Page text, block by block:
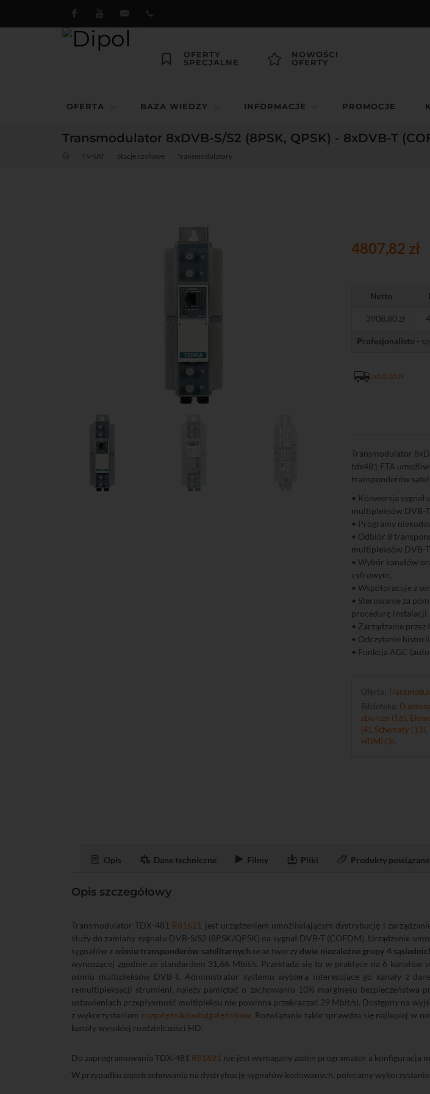
FacebookYoutubedipol@dipol.com.pl
OFERTY
SPECJALNE
NOWOŚCI
OFERTY
OFERTA BAZA WIEDZY INFORMACJE PROMOCJE
Transmodulator 8xDVB-S/S2 (8PSK, QPSK) - 8xDVB-T
TV-SAT Stacje czołowe Transmodulatory
4807,82 zł
Netto
3908,80 zł
Profesjonalisto -
od 0,00 zł
Transmodulator
tdx481 FTA
transponderów
• Konwersja
multipleksów DVB-
• Programy
• Odbiór 8
multipleksów DVB-T
• Wybór kanałów
cyfrowym,
• Współpracuje z
• Sterowanie za
procedurę instalacji
• Zarządzanie przez
• Odczytanie
• Funkcja AGC
Oferta:
Biblioteka: O
zbiorcze (16)
(4) Schematy (13) ,
HDMI (3)
Opis Dane techniczne Filmy Pliki Produkty powiązane
Opis szczegółowy
Transmodulator TDX-481 R81621 jest urządzeniem umożliwiającym dystrybucję i
służy do zamiany sygnału DVB-S/S2 (8PSK/QPSK) na sygnał DVB-T (COFDM). Urządzenie
sygnałów z ośmiu transponderów satelitarnych oraz tworzy dwie niezależne grupy 4
wynoszącej zgodnie ze standardem 31,66 Mbit/s. Przekłada się to w praktyce na 6
ośmiu multipleksów DVB-T. Administrator systemu wybiera interesujące go kanały z
remultipleksacji strumieni, należy pamiętać o zachowaniu 10% marginesu bezpieczeństwa
ustawieniach przepływność multipleksu nie powinna przekraczać 29 Mbit/s). Dostępny na
z wykorzystaniem rozgałęźników/odgałęźników. Rozwiązanie takie sprawdza się najlepiej w
kanały wysokiej rozdzielczości HD.
Do zaprogramowania TDX-481 R81621 nie jest wymagany żaden programator a konfiguracja
W przypadku zapotrzebowania na dystrybucję sygnałów kodowanych, polecamy